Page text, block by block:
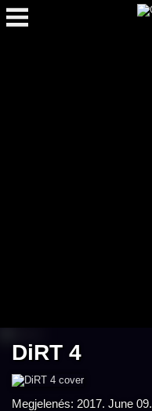
DiRT 4
Megjelenés: 2017. June 09.